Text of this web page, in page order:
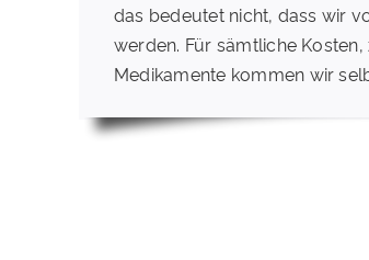
das bedeutet nicht, dass wir
werden. Für sämtliche
Medikamente kommen wir